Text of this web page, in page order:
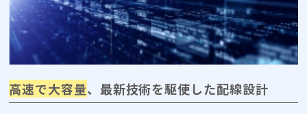
高速で大容量、最新技術を駆使した配線設計